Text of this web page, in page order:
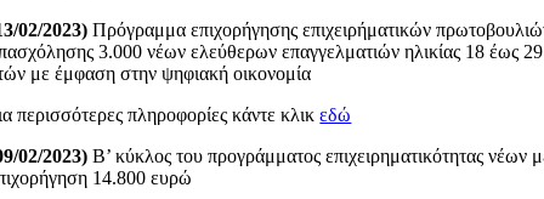
02/2023) Πρόγραμμα επιχορήγησης επιχειρήματικών
3.000 νέων ελεύθερων επαγγελματιών ηλικίας 18 έως 29
με έμφαση στην ψηφιακή οικονομία
περισσότερες πληροφορίες κάντε κλικεδώ
02/2023) Β’ κύκλος του προγράμματος επιχειρηματικότητας νέων
14.800 ευρώ